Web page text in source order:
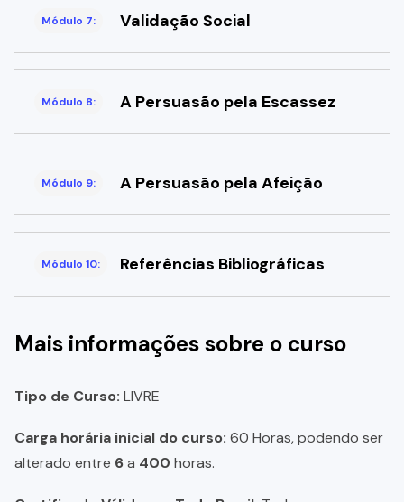
Módulo 7: Validação Social
Módulo 8: A Persuasão pela Escassez
Módulo 9: A Persuasão pela Afeição
Módulo 10: Referências Bibliográficas
Mais informações sobre o curso
Tipo de Curso: LIVRE
Carga horária inicial do curso: 60 Horas, podendo ser
alterado entre 6a 400 horas.